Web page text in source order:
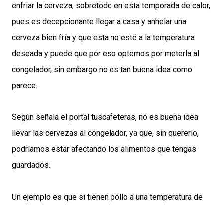
enfriar la cerveza, sobretodo en esta temporada de calor,
pues es decepcionante llegar a casa y anhelar una
cerveza bien fría y que esta no esté a la temperatura
deseada y puede que por eso optemos por meterla al
congelador, sin embargo no es tan buena idea como
parece.
Según señala el portal tuscafeteras, no es buena idea
llevar las cervezas al congelador, ya que, sin quererlo,
podríamos estar afectando los alimentos que tengas
guardados.
Un ejemplo es que si tienen pollo a una temperatura de